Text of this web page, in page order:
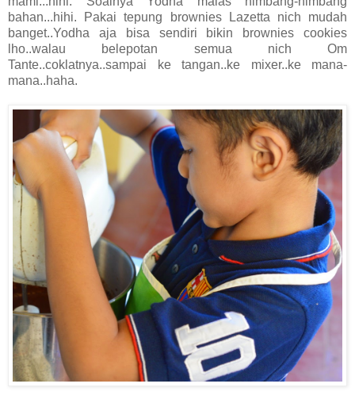
bahan...hihi. Pakai tepung brownies Lazetta nich mudah
banget..Yodha aja bisa sendiri bikin brownies cookies
lho..walau belepotan semua nich Om
Tante..coklatnya..sampai ke tangan..ke mixer..ke mana-
mana..haha.